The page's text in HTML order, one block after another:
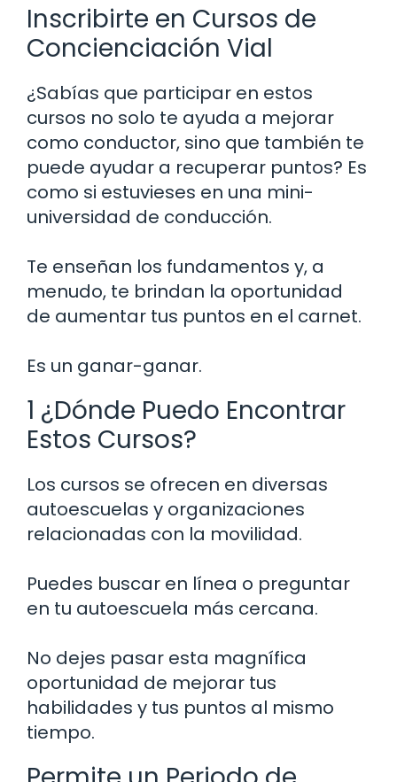
Inscribirte en Cursos de
Concienciación Vial
¿Sabías que participar en estos
cursos no solo te ayuda a mejorar
como conductor, sino que también te
puede ayudar a recuperar puntos? Es
como si estuvieses en una mini-
universidad de conducción.
Te enseñan los fundamentos y, a
menudo, te brindan la oportunidad
de aumentar tus puntos en el carnet.
Es un ganar-ganar.
1 ¿Dónde Puedo Encontrar
Estos Cursos?
Los cursos se ofrecen en diversas
autoescuelas y organizaciones
relacionadas con la movilidad.
Puedes buscar en línea o preguntar
en tu autoescuela más cercana.
No dejes pasar esta magnífica
oportunidad de mejorar tus
habilidades y tus puntos al mismo
tiempo.